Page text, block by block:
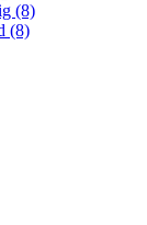
(8)
(8)